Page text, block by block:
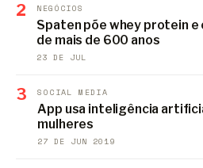
2 NEGÓCIOS
Spaten põe whey protein e
de mais de 600 anos
23 DE JUL
3 SOCIAL MEDIA
App usa inteligência
mulheres
27 DE JUN 2019